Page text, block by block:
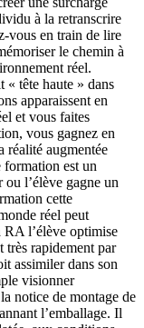
à la retranscrire
vous en train de lire
le chemin à
réel.
tête haute » dans
apparaissent en
et vous faites
vous gagnez en
réalité augmentée
formation est un
l’élève gagne un
cette
réel peut
RA l’élève optimise
très rapidement par
assimiler dans son
visionner
notice de montage de
l’emballage. Il